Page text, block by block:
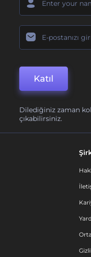
Katıl
Dilediğiniz zaman
çıkabilirsiniz.